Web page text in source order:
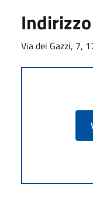
Indirizzo
Via dei Gazzi, 7,